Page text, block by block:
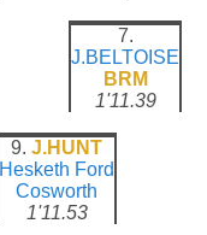
7.
J.BELTOISE
BRM
1'11.39
9. J.HUNT
Hesketh Ford
Cosworth
1'11.53